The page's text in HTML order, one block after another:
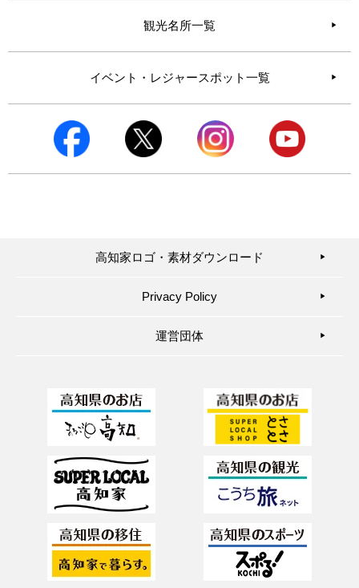
観光名所一覧
イベント・レジャースポット一覧
高知家ロゴ・素材ダウンロード ▶︎
Privacy Policy ▶︎
運営団体 ▶︎